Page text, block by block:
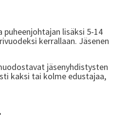
lisäksi 5-14
kerrallaan. Jäsenen
jäsenyhdistysten
kaksi tai kolme edustajaa,